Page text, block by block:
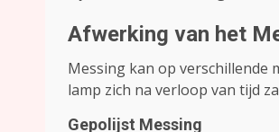
Afwerking van het
Messing kan op verschillende
lamp zich na verloop van tijd
Gepolijst Messing